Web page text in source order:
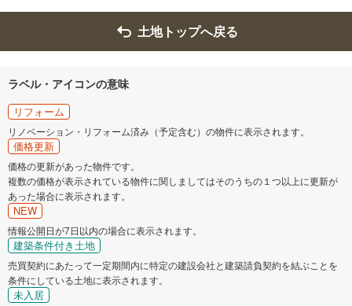
土地トップへ戻る
ラベル・アイコンの意味
リフォーム
リノベーション・リフォーム済み（予定含む）の物件に表示されます。
価格更新
価格の更新があった物件です。
複数の価格が表示されている物件に関しましてはそのうちの１つ以上に更新が
あった場合に表示されます。
NEW
情報公開日が7日以内の場合に表示されます。
建築条件付き土地
売買契約にあたって一定期間内に特定の建設会社と建築請負契約を結ぶことを
条件にしている土地に表示されます。
未入居